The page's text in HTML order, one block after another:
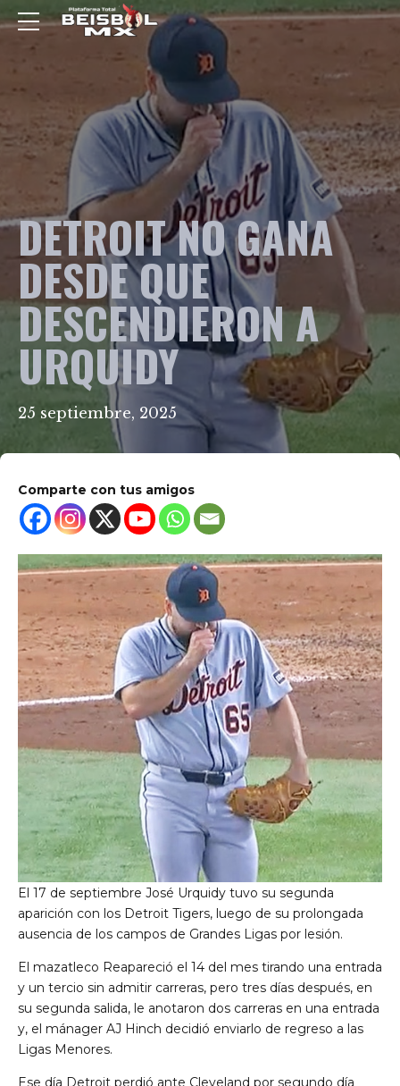
DETROIT NO GANA
DESDE QUE
DESCENDIERON A
URQUIDY
25 septiembre, 2025
Comparte con tus amigos
El 17 de septiembre José Urquidy tuvo su segunda
aparición con los Detroit Tigers, luego de su prolongada
ausencia de los campos de Grandes Ligas por lesión.
El mazatleco Reapareció el 14 del mes tirando una entrada
y un tercio sin admitir carreras, pero tres días después, en
su segunda salida, le anotaron dos carreras en una entrada
y, el mánager AJ Hinch decidió enviarlo de regreso a las
Ligas Menores.
Ese día Detroit perdió ante Cleveland por segundo día